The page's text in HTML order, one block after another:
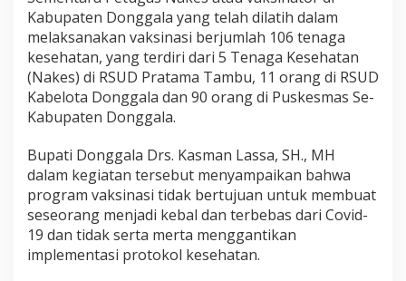
Kabupaten Donggala yang telah dilatih dalam
melaksanakan vaksinasi berjumlah 106 tenaga
kesehatan, yang terdiri dari 5 Tenaga Kesehatan
(Nakes) di RSUD Pratama Tambu, 11 orang di RSUD
Kabelota Donggala dan 90 orang di Puskesmas Se-
Kabupaten Donggala.
Bupati Donggala Drs. Kasman Lassa, SH., MH
dalam kegiatan tersebut menyampaikan bahwa
program vaksinasi tidak bertujuan untuk membuat
seseorang menjadi kebal dan terbebas dari Covid-
19 dan tidak serta merta menggantikan
implementasi protokol kesehatan.